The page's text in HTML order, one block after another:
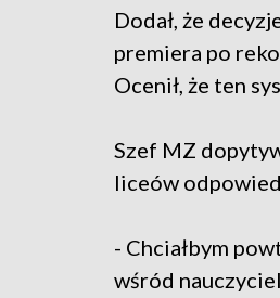
Dodał, że
premiera po
Ocenił, że ten
Szef MZ
liceów
- Chciałbym
wśród